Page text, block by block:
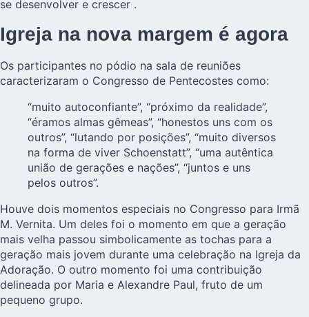
se desenvolver e crescer .
Igreja na nova margem é agora
Os participantes no pódio na sala de reuniões
caracterizaram o Congresso de Pentecostes como:
“muito autoconfiante”, “próximo da realidade”,
“éramos almas gêmeas”, “honestos uns com os
outros”, “lutando por posições”, “muito diversos
na forma de viver Schoenstatt”, “uma autêntica
união de gerações e nações”, “juntos e uns
pelos outros”.
Houve dois momentos especiais no Congresso para Irmã
M. Vernita. Um deles foi o momento em que a geração
mais velha passou simbolicamente as tochas para a
geração mais jovem durante uma celebração na Igreja da
Adoração. O outro momento foi uma contribuição
delineada por Maria e Alexandre Paul, fruto de um
pequeno grupo.